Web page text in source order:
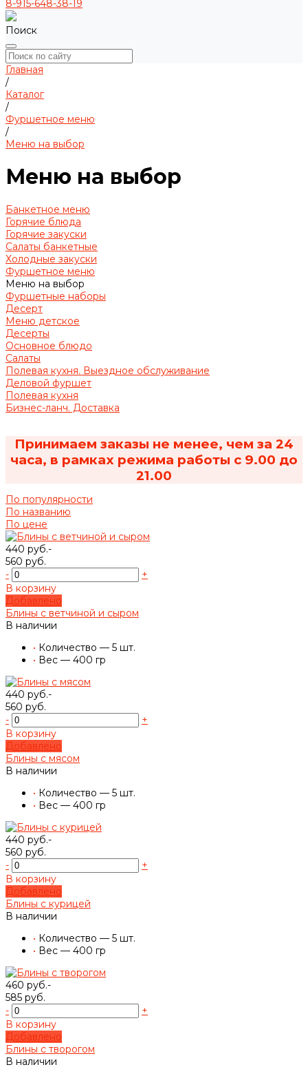
8-915-648-38-19
Поиск
Главная
/
Каталог
/
Фуршетное меню
/
Меню на выбор
Меню на выбор
Банкетное меню
Горячие блюда
Горячие закуски
Салаты банкетные
Холодные закуски
Фуршетное меню
Меню на выбор
Фуршетные наборы
Десерт
Меню детское
Десерты
Основное блюдо
Салаты
Полевая кухня. Выездное обслуживание
Деловой фуршет
Полевая кухня
Бизнес-ланч. Доставка
Принимаем заказы не менее, чем за 24
часа, в рамках режима работы с 9.00 до
21.00
По популярности
По названию
По цене
440 руб.-
560 руб.
-
+
В корзину
Добавлено
Блины с ветчиной и сыром
В наличии
• Количество — 5 шт.
• Вес — 400 гр
440 руб.-
560 руб.
-
+
В корзину
Добавлено
Блины с мясом
В наличии
• Количество — 5 шт.
• Вес — 400 гр
440 руб.-
560 руб.
-
+
В корзину
Добавлено
Блины с курицей
В наличии
• Количество — 5 шт.
• Вес — 400 гр
460 руб.-
585 руб.
-
+
В корзину
Добавлено
Блины с творогом
В наличии